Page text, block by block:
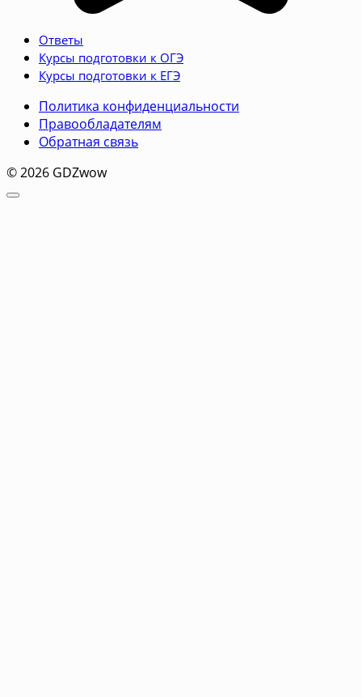
Ответы
Курсы подготовки к ОГЭ
Курсы подготовки к ЕГЭ
Политика конфиденциальности
Правообладателям
Обратная связь
© 2026 GDZwow